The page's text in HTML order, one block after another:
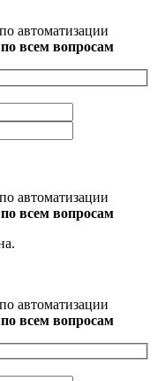
автоматизации
всем вопросам
автоматизации
всем вопросам
автоматизации
всем вопросам